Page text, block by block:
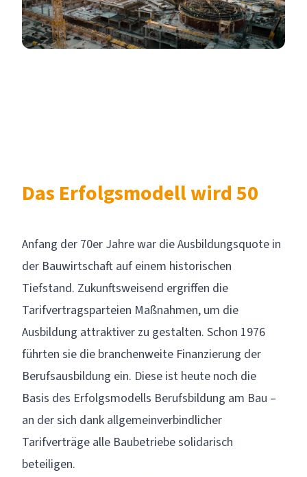
Das Erfolgsmodell wird 50
Anfang der 70er Jahre war die Ausbildungsquote in
der Bauwirtschaft auf einem historischen
Tiefstand. Zukunftsweisend ergriffen die
Tarifvertragsparteien Maßnahmen, um die
Ausbildung attraktiver zu gestalten. Schon 1976
führten sie die branchenweite Finanzierung der
Berufsausbildung ein. Diese ist heute noch die
Basis des Erfolgsmodells Berufsbildung am Bau –
an der sich dank allgemeinverbindlicher
Tarifverträge alle Baubetriebe solidarisch
beteiligen.